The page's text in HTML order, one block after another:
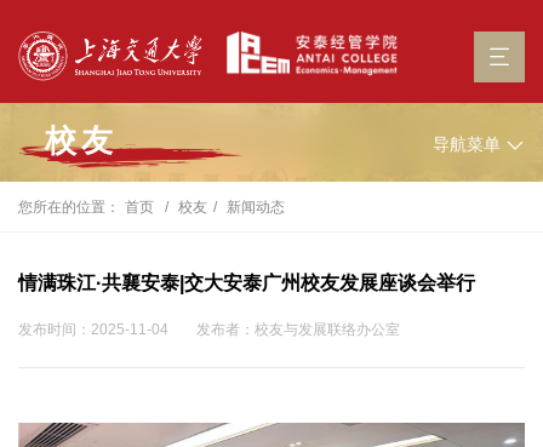
校友 导航菜单
您所在的位置： 首页 校友 新闻动态
情满珠江·共襄安泰|交大安泰广州校友发展座谈会举行
发布时间：2025-11-04 发布者：校友与发展联络办公室